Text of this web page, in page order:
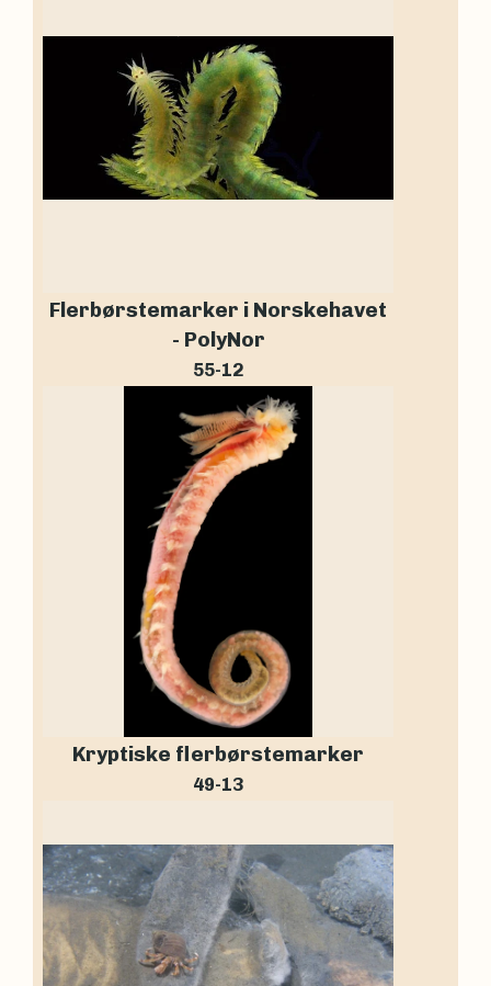
Flerbørstemarker i Norskehavet
- PolyNor
55-12
Kryptiske flerbørstemarker
49-13